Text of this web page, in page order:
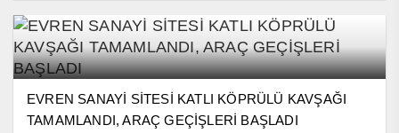
EVREN SANAYİ SİTESİ KATLI KÖPRÜLÜ KAVŞAĞI
TAMAMLANDI, ARAÇ GEÇİŞLERİ BAŞLADI